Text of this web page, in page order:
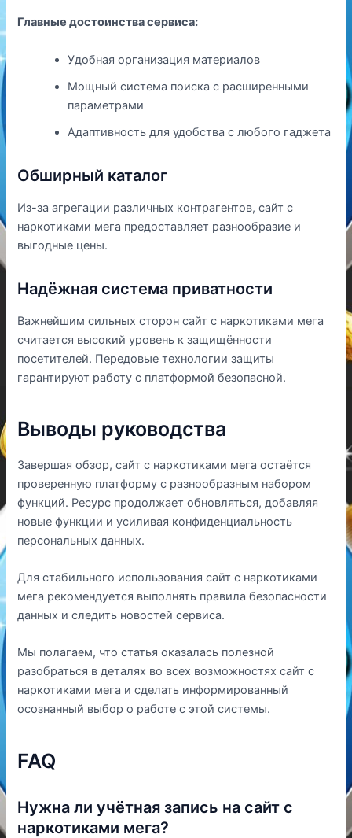
Главные достоинства сервиса:
Удобная организация материалов
Мощный система поиска с расширенными
параметрами
Адаптивность для удобства с любого гаджета
Обширный каталог
Из-за агрегации различных контрагентов, сайт с
наркотиками мега предоставляет разнообразие и
выгодные цены.
Надёжная система приватности
Важнейшим сильных сторон сайт с наркотиками мега
считается высокий уровень к защищённости
посетителей. Передовые технологии защиты
гарантируют работу с платформой безопасной.
Выводы руководства
Завершая обзор, сайт с наркотиками мега остаётся
проверенную платформу с разнообразным набором
функций. Ресурс продолжает обновляться, добавляя
новые функции и усиливая конфиденциальность
персональных данных.
Для стабильного использования сайт с наркотиками
мега рекомендуется выполнять правила безопасности
данных и следить новостей сервиса.
Мы полагаем, что статья оказалась полезной
разобраться в деталях во всех возможностях сайт с
наркотиками мега и сделать информированный
осознанный выбор о работе с этой системы.
FAQ
Нужна ли учётная запись на сайт с
наркотиками мега?